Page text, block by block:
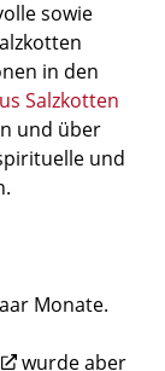
sowie
in den
Salzkotten
und über
und
Monate.
wurde aber